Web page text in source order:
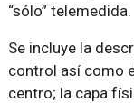
“sólo” telemedida.
Se incluye la
control así como
centro; la capa